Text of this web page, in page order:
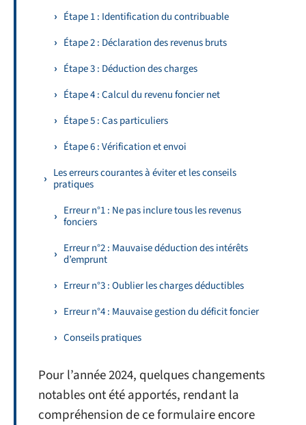
Étape 1 : Identification du contribuable
Étape 2 : Déclaration des revenus bruts
Étape 3 : Déduction des charges
Étape 4 : Calcul du revenu foncier net
Étape 5 : Cas particuliers
Étape 6 : Vérification et envoi
Les erreurs courantes à éviter et les conseils
pratiques
Erreur n°1 : Ne pas inclure tous les revenus
fonciers
Erreur n°2 : Mauvaise déduction des intérêts
d’emprunt
Erreur n°3 : Oublier les charges déductibles
Erreur n°4 : Mauvaise gestion du déficit foncier
Conseils pratiques
Pour l’année 2024, quelques changements
notables ont été apportés, rendant la
compréhension de ce formulaire encore